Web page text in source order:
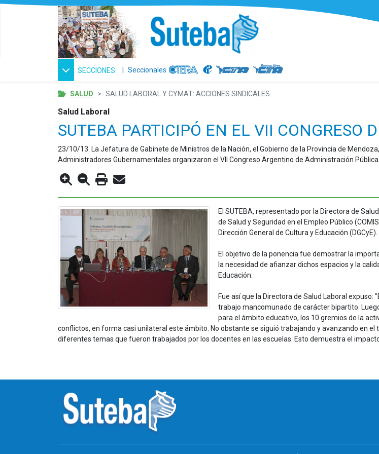
SECCIONES | Seccionales
SALUD SALUD LABORAL Y CYMAT: ACCIONES SINDICALES
Salud Laboral
SUTEBA PARTICIPÓ EN EL VII CONGRESO
23/10/13. La Jefatura de Gabinete de Ministros de la Nación, el Gobierno de la Provincia de
Administradores Gubernamentales organizaron el VII Congreso Argentino de Administración
El SUTEBA, representado por la Directora de
de Salud y Seguridad en el Empleo Público
Dirección General de Cultura y Educación (DGCyE).
El objetivo de la ponencia fue demostrar la
la necesidad de afianzar dichos espacios y la
Educación.
Fue así que la Directora de Salud Laboral
trabajo mancomunado de carácter bipartito.
para el ámbito educativo, los 10 gremios de la
conflictos, en forma casi unilateral este ámbito. No obstante se siguió trabajando y avanzando en
diferentes temas que fueron trabajados por los docentes en las escuelas. Esto demuestra el